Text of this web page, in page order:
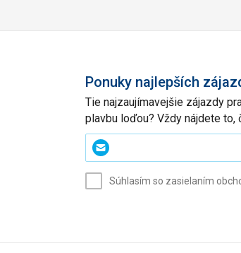
Ponuky najlepších
Tie najzaujímavejšie zájazdy
plavbu loďou? Vždy nájdete to,
Zadajte
svoj
Súhlasím so zasielaním